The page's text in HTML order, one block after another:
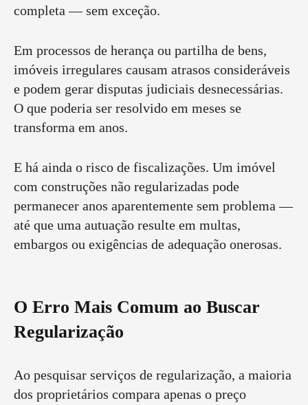
completa — sem exceção.
Em processos de herança ou partilha de bens,
imóveis irregulares causam atrasos consideráveis
e podem gerar disputas judiciais desnecessárias.
O que poderia ser resolvido em meses se
transforma em anos.
E há ainda o risco de fiscalizações. Um imóvel
com construções não regularizadas pode
permanecer anos aparentemente sem problema —
até que uma autuação resulte em multas,
embargos ou exigências de adequação onerosas.
O Erro Mais Comum ao Buscar
Regularização
Ao pesquisar serviços de regularização, a maioria
dos proprietários compara apenas o preço